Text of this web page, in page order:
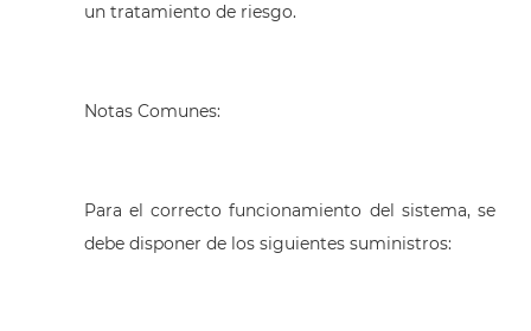
un tratamiento de riesgo.
Notas Comunes:
Para el correcto funcionamiento del sistema, se
debe disponer de los siguientes suministros: